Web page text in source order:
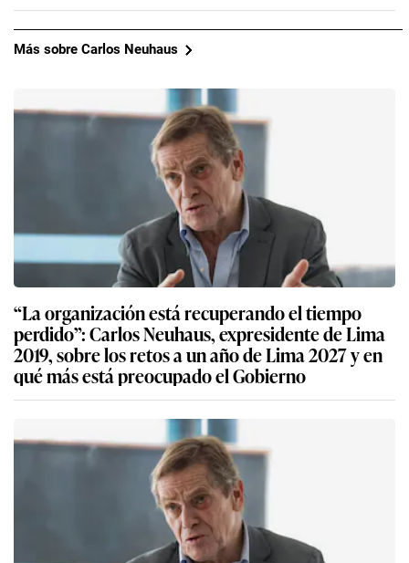
Más sobre Carlos Neuhaus
“La organización está recuperando el tiempo
perdido”: Carlos Neuhaus, expresidente de Lima
2019, sobre los retos a un año de Lima 2027 y en
qué más está preocupado el Gobierno